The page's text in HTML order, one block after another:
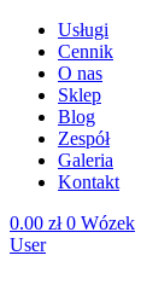
Usługi
Cennik
O nas
Sklep
Blog
Zespół
Galeria
Kontakt
0.00 zł 0 Wózek
User